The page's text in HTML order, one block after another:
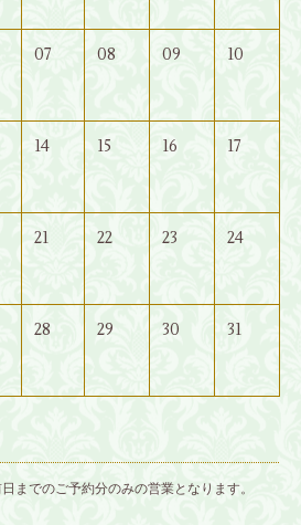
07 08 09 10
14 15 16 17
21 22 23 24
28 29 30 31
までのご予約分のみの営業となります。